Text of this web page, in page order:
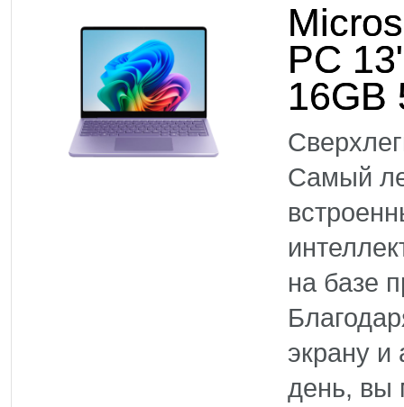
PC
16GB
Самый
на базе
экрану
день, вы